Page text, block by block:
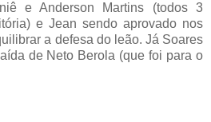
e Anderson Martins (todos 3
e Jean sendo aprovado nos
a defesa do leão. Já Soares
de Neto Berola (que foi para o